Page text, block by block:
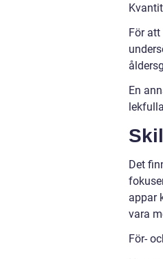
För
En
Det
appar
vara
För-